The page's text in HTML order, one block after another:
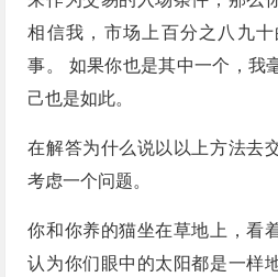
相信我，市场上百分之八九
事。 如果你也是其中一个，我
己也是如此。
在解答为什么说以以上方法去
考虑一个问题。
你和你养的猫坐在草地上，看
认为你们眼中的太阳都是一样